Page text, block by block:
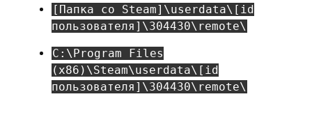
[Папка со Steam]\userdata\[id
пользователя]\304430\remote\
C:\Program Files
(x86)\Steam\userdata\[id
пользователя]\304430\remote\